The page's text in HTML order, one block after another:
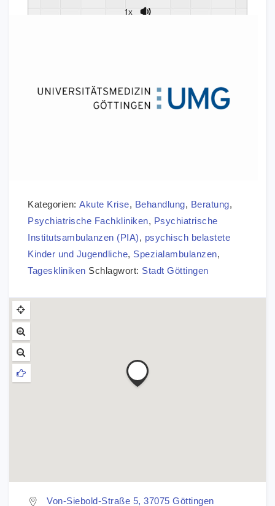
1x
Kategorien: Akute Krise, Behandlung, Beratung,
Psychiatrische Fachkliniken, Psychiatrische
Institutsambulanzen (PIA), psychisch belastete
Kinder und Jugendliche, Spezialambulanzen,
Tageskliniken Schlagwort: Stadt Göttingen
Von-Siebold-Straße 5, 37075 Göttingen